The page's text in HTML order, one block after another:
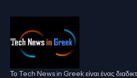
Το Tech News in Greek είναι ένας